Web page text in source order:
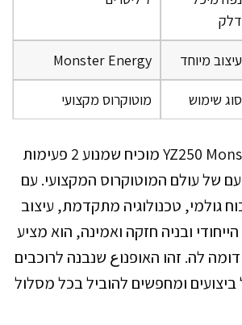
דלק
עיצוב מיוחד Monster Energy
סוג שימוש מוטוקרוס מקצועי
אופנוע ימאהה YZ250 Monster מוכיח שמנוע 2 פעימות
של עולם המוטוקרוס המקצועי. עם
גולמי, טכנולוגיה מתקדמת, עיצוב
Monster Energy הייחודי ובניה חזקה ואמינה, הוא מציע
דומה לה. זהו האופנוع שנבנה לרוכבים
ומחפשים להוביל בכל מסלול